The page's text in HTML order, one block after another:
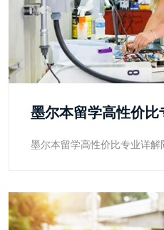
墨尔本留学高性价比专业详